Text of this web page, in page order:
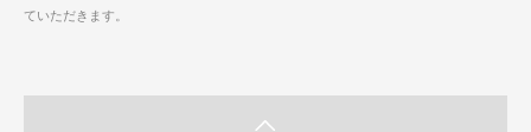
ていただきます。